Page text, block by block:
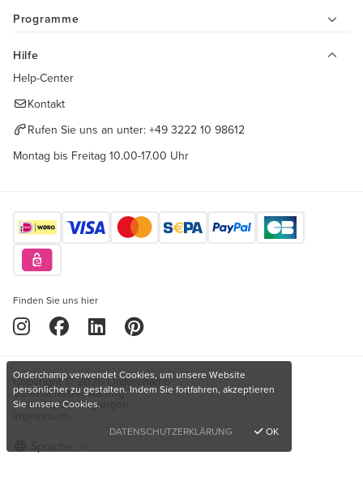
Programme
Hilfe
Help-Center
Kontakt
Rufen Sie uns an unter: +49 3222 10 98612
Montag bis Freitag 10.00-17.00 Uhr
Finden Sie uns hier
Copyright © 2026 Orderchamp
Datenschutzerklärung
Nutzungsbedingungen
Orderchamp verwendet Cookies, um unsere Website
persönlicher zu gestalten. Indem Sie fortfahren, akzeptieren
Sie unsere Cookies.
DATENSCHUTZERKLÄRUNG
OK